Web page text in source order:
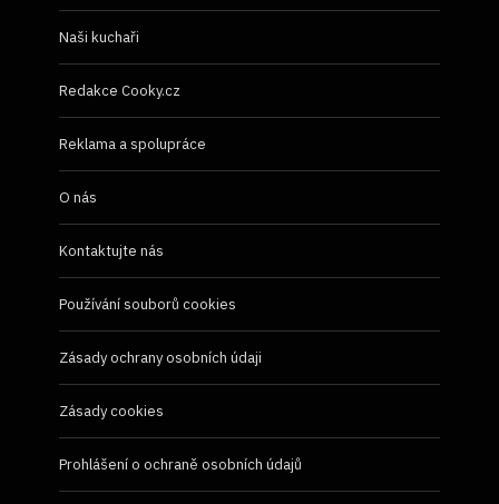
Naši kuchaři
Redakce Cooky.cz
Reklama a spolupráce
O nás
Kontaktujte nás
Používání souborů cookies
Zásady ochrany osobních údaji
Zásady cookies
Prohlášení o ochraně osobních údajů